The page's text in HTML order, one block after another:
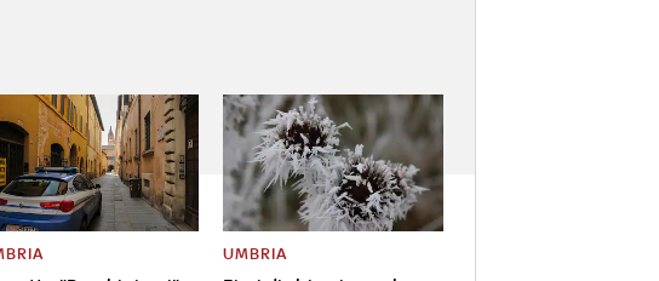
UMBRIA